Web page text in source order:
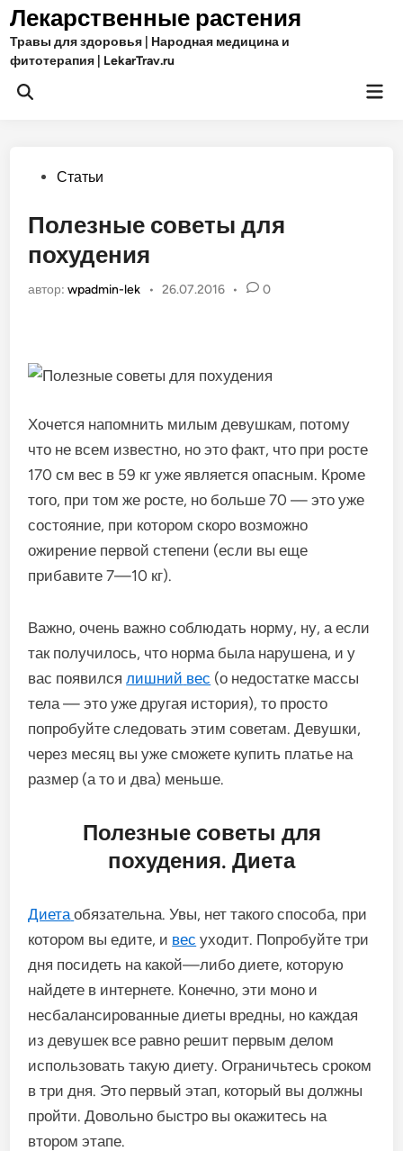
Перейти
содержимому
Лекарственные растения
Травы для здоровья | Народная медицина и
фитотерапия | LekarTrav.ru
Открыть
Опубликовано
Статьи
Полезные советы для
похудения
автор:wpadmin-lek • 26.07.2016 • 0
Хочется напомнить милым девушкам, потому
что не всем известно, но это факт, что при росте
170 см вес в 59 кг уже является опасным. Кроме
того, при том же росте, но больше 70 —это уже
состояние, при котором скоро возможно
ожирение первой степени (если вы еще
прибавите 7—10 кг).
Важно,очень важно соблюдать норму, ну,а если
так получилось, что норма была нарушена, и у
вас появился лишний вес (о недостатке массы
тела —это уже другая история),то просто
попробуйте следовать этим советам.Девушки,
через месяц вы уже сможете купить платье на
размер (а то и два) меньше.
Полезные советы для
похудения. Диета
Диета обязательна.Увы, нет такого способа, при
котором вы едите, и вес уходит. Попробуйте три
дня посидеть на какой—либо диете, которую
найдете в интернете. Конечно,эти моно и
несбалансированные диеты вредны, но каждая
из девушек все равно решит первым делом
использовать такую диету.Ограничьтесь сроком
в три дня. Это первый этап, который вы должны
пройти.Довольно быстро вы окажитесь на
втором этапе.